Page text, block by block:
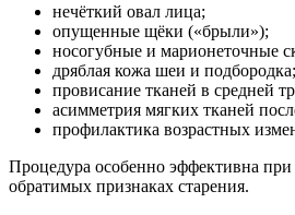
нечёткий овал лица;
опущенные щёки («брыли»);
носогубные и марионеточные
дряблая кожа шеи и подбородка;
провисание тканей в средней
асимметрия мягких тканей
профилактика возрастных
Процедура особенно эффективна
обратимых признаках старения.